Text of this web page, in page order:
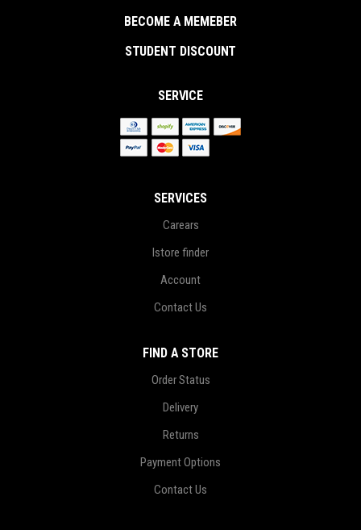
BECOME A MEMEBER
STUDENT DISCOUNT
SERVICE
SERVICES
Carears
Istore finder
Account
Contact Us
FIND A STORE
Order Status
Delivery
Returns
Payment Options
Contact Us